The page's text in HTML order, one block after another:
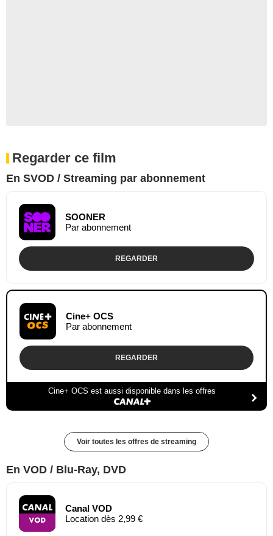
Regarder ce film
En SVOD / Streaming par abonnement
SOONER
Par abonnement
REGARDER
Cine+ OCS
Par abonnement
REGARDER
Cine+ OCS est aussi disponible dans les offres
Voir toutes les offres de streaming
En VOD / Blu-Ray, DVD
Canal VOD
Location dès 2,99 €